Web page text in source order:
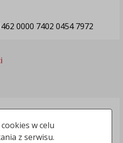
0000 7402 0454 7972
w celu
z serwisu.